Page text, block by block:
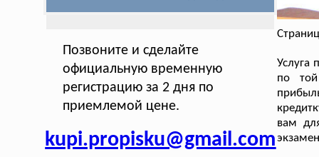
Позвоните и сделайте
официальную временную
регистрацию за 2 дня по
приемлемой цене.
kupi.propisku@gmail.com
Услуга
по
вам